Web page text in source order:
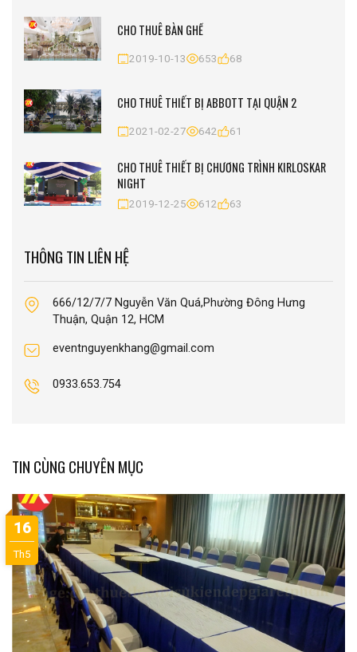
CHO THUÊ BÀN GHẾ
2019-10-13 653 68
CHO THUÊ THIẾT BỊ ABBOTT TẠI QUẬN 2
2021-02-27 642 61
CHO THUÊ THIẾT BỊ CHƯƠNG TRÌNH KIRLOSKAR
NIGHT
2019-12-25 612 63
THÔNG TIN LIÊN HỆ
666/12/7/7 Nguyễn Văn Quá,Phường Đông Hưng
Thuận, Quận 12, HCM
eventnguyenkhang@gmail.com
0933.653.754
TIN CÙNG CHUYÊN MỤC
16
Th5